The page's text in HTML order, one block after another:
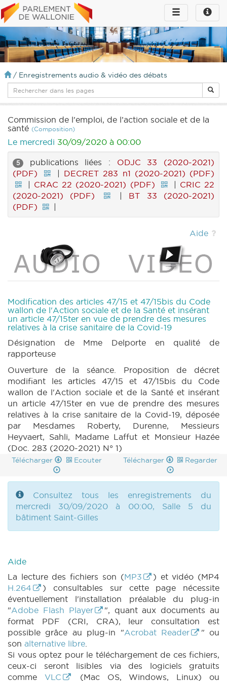
Toggle
infos
Toggle
navigation
/ Enregistrements audio & vidéo des débats
Commission de l'emploi, de l’action sociale et de la
santé (Composition)
Le mercredi 30/09/2020 à 00:00
5 publications liées : ODJC 33 (2020-2021)
(PDF)
| DECRET 283 n1 (2020-2021) (PDF)
| CRAC 22 (2020-2021) (PDF) | CRIC 22
(2020-2021) (PDF)
| BT 33 (2020-2021)
(PDF)
|
Aide
Modification des articles 47/15 et 47/15bis du Code
wallon de l'Action sociale et de la Santé et insérant
un article 47/15ter en vue de prendre des mesures
relatives à la crise sanitaire de la Covid-19
Désignation de Mme Delporte en qualité de
rapporteuse
Ouverture de la séance. Proposition de décret
modifiant les articles 47/15 et 47/15bis du Code
wallon de l'Action sociale et de la Santé et insérant
un article 47/15ter en vue de prendre des mesures
relatives à la crise sanitaire de la Covid-19, déposée
par Mesdames Roberty, Durenne, Messieurs
Heyvaert, Sahli, Madame Laffut et Monsieur Hazée
(Doc. 283 (2020-2021) N° 1)
Télécharger Ecouter Télécharger Regarder
Consultez tous les enregistrements du
mercredi 30/09/2020 à 00:00, Salle 5 du
bâtiment Saint-Gilles
Aide
La lecture des fichiers son (MP3
) et vidéo (MP4
H.264
) consultables sur cette page nécessite
éventuellement l'installation préalable du plug-in
"Adobe Flash Player
", quant aux documents au
format PDF (CRI, CRA), leur consultation est
possible grâce au plug-in "Acrobat Reader
" ou
son alternative libre.
Si vous optez pour le téléchargement de ces fichiers,
ceux-ci seront lisibles via des logiciels gratuits
comme VLC (Mac OS, Windows, Linux) ou